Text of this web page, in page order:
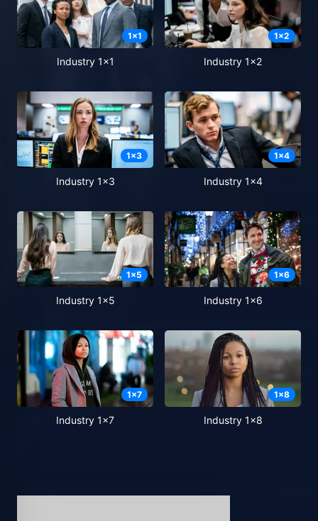
1x1
Industry 1x1
1x2
Industry 1x2
1x3
Industry 1x3
1x4
Industry 1x4
1x5
Industry 1x5
1x6
Industry 1x6
1x7
Industry 1x7
1x8
Industry 1x8